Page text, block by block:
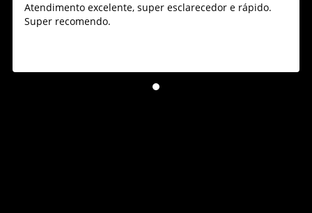
Atendimento excelente, super esclarecedor e rápido.
Super recomendo.